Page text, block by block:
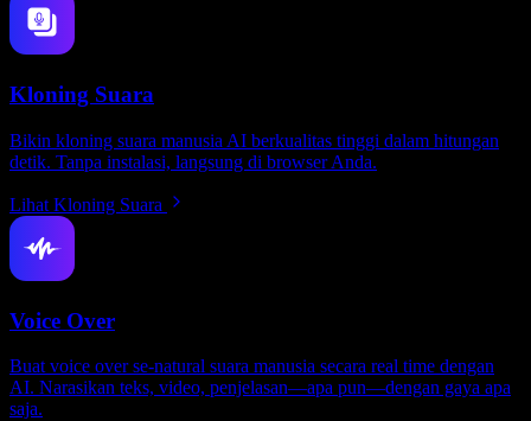
Kloning Suara
Bikin kloning suara manusia AI berkualitas tinggi dalam hitungan
detik. Tanpa instalasi, langsung di browser Anda.
Lihat Kloning Suara
Voice Over
Buat voice over se-natural suara manusia secara real time dengan
AI. Narasikan teks, video, penjelasan—apa pun—dengan gaya apa
saja.